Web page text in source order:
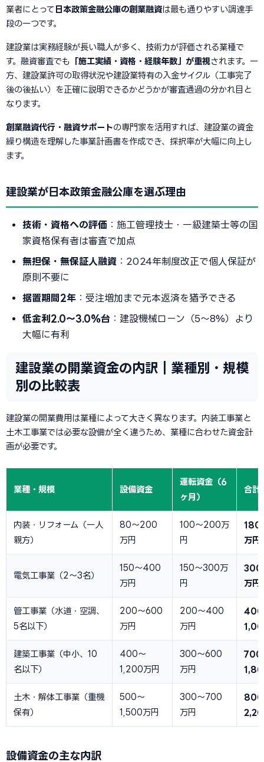
業者にとって 日本政策金融公庫の創業融資は最も通りやすい調達手
段の一つです。
建設業は実務経験が長い職人が多く、技術力が評価される業種で
す。融資審査でも 「施工実績・資格・経験年数」が重視されます。一
方、建設業許可の取得状況や建設業特有の入金サイクル（工事完了
後の後払い）を正確に説明できるかどうかが審査通過の分かれ目と
なります。
創業融資代行・融資サポートの専門家を活用すれば、建設業の資金
繰り構造を理解した事業計画書を作成でき、採択率が大幅に向上し
ます。
建設業が日本政策金融公庫を選ぶ理由
技術・資格への評価 ：施工管理技士・一級建築士等の国
家資格保有者は審査で加点
無担保・無保証人融資 ：2024年制度改正で個人保証が
原則不要に
据置期間2年 ：受注増加まで元本返済を猶予できる
低金利2.0〜3.0%台 ：建設機械ローン（5〜8%）より
大幅に有利
建設業の開業資金の内訳｜業種別・規模
別の比較表
建設業の開業費用は業種によって大きく異なります。内装工事業と
土木工事業では必要な設備が全く違うため、業種に合わせた資金計
画が必要です。
業種・規模 設備資金
運転資金（6
ヶ月）
合計
内装・リフォーム（一人
親方）
80〜200
万円
100〜200万
円
180
万円
電気工事業（2〜3名）
150〜400
万円
150〜300万
円
300
万円
管工事業（水道・空調、
5名以下）
200〜600
万円
200〜400
万円
400
建築工事業（中小、10
名以下）
400〜
1,200万円
300〜600
万円
700
土木・解体工事業（重機
保有）
500〜
1,500万円
300〜700
万円
800
設備資金の主な内訳